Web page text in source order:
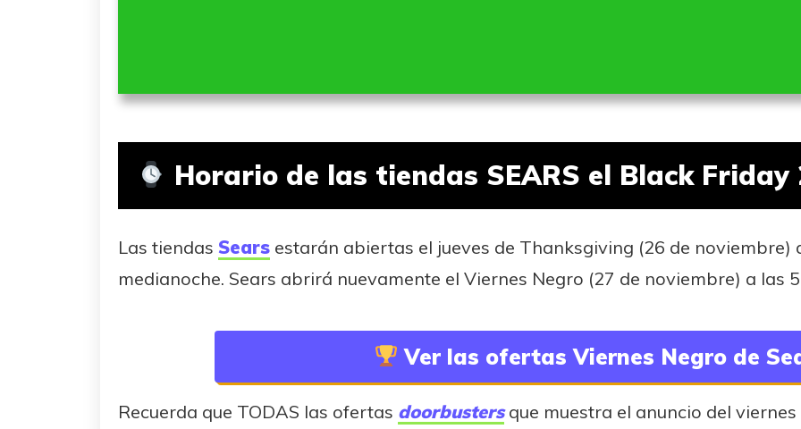
Horario de las tiendas SEARS el Black Friday
Las tiendas Sears estarán abiertas el jueves de Thanksgiving (26 de noviembre)
medianoche. Sears abrirá nuevamente el Viernes Negro (27 de noviembre) a las
Ver las ofertas Viernes Negro de
Recuerda que TODAS las ofertas doorbustersque muestra el anuncio del